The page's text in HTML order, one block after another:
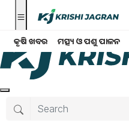
କୃଷି ଖବର ମତ୍ସ୍ୟ ଓ ପଶୁ ପାଳନ